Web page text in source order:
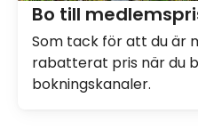
Bo till
Som tack för att du är
rabatterat pris när du
bokningskanaler.